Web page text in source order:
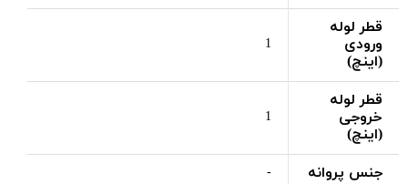
قطر لوله
ورودی
(اینچ)
1
قطر لوله
خروجی
(اینچ)
1
جنس پروانه -